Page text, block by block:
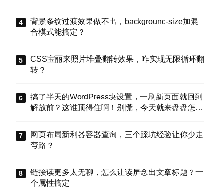
背景条纹过渡效果做不出，background-size加混
合模式能搞定？
CSS宝丽来照片堆叠翻转效果，咋实现无限循环翻
转？
搞了半天的WordPress块设置，一刷新页面就回到
解放前？这谁顶得住啊！别慌，今天就来盘盘怎么
车”。
网页布局新利器容器查询，三个踩坑经验让你少走
弯路？
链接读更多太无聊，怎么让读屏念出文章标题？一
个属性搞定